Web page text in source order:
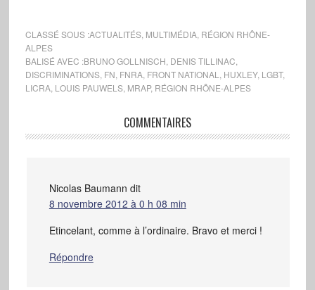
CLASSÉ SOUS :ACTUALITÉS, MULTIMÉDIA, RÉGION RHÔNE-
ALPES
BALISÉ AVEC :BRUNO GOLLNISCH DENIS TILLINAC
DISCRIMINATIONS, FN FNRA, FRONT NATIONAL HUXLEY, LGBT,
LICRA, LOUIS PAUWELS, MRAP, RÉGION RHÔNE-ALPES
COMMENTAIRES
Nicolas Baumann dit
8 novembre 2012 à 0 h 08 min
Etincelant, comme à l’ordinaire. Bravo et merci !
Répondre